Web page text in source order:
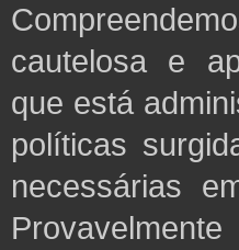
cautelosa e
que está
políticas
necessárias
Provavelmente